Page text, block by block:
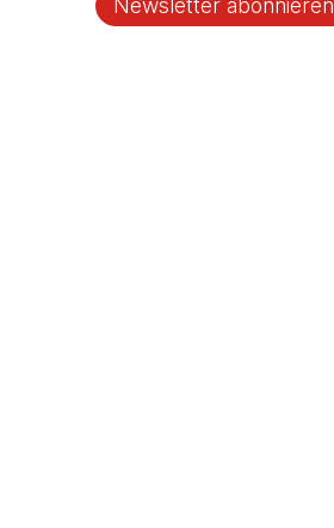
Newsletter abonnieren